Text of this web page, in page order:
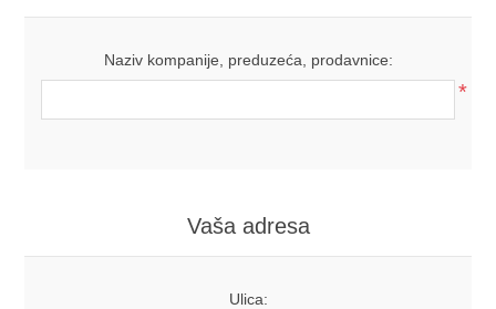
Naziv kompanije, preduzeća, prodavnice:
*
Vaša adresa
Ulica: